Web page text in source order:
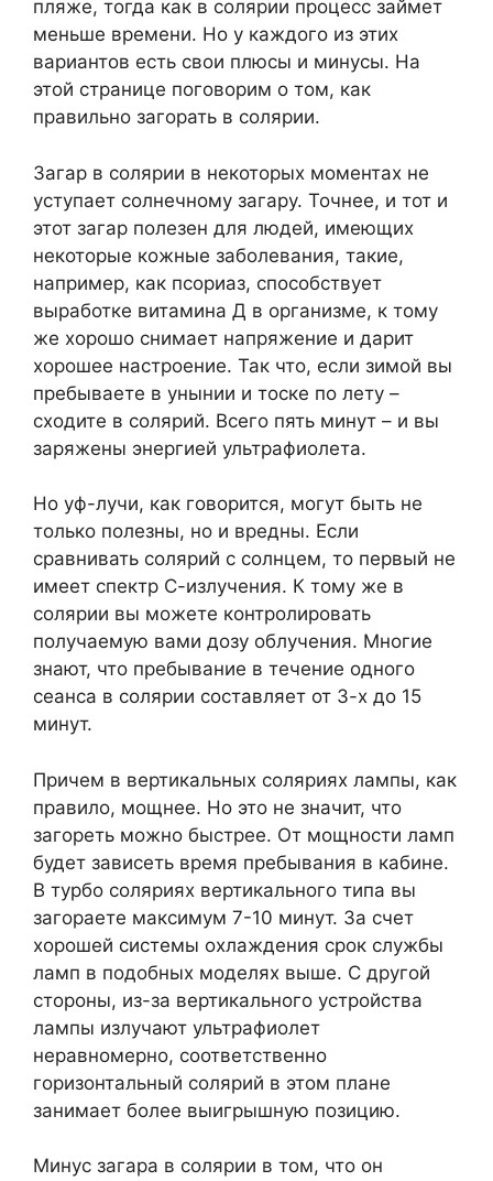
пляже, тогда как в солярии процесс займет
меньше времени. Но у каждого из этих
вариантов есть свои плюсы и минусы. На
этой странице поговорим о том, как
правильно загорать в солярии.
Загар в солярии в некоторых моментах не
уступает солнечному загару. Точнее, и тот и
этот загар полезен для людей, имеющих
некоторые кожные заболевания, такие,
например, как псориаз, способствует
выработке витамина Д в организме, к тому
же хорошо снимает напряжение и дарит
хорошее настроение. Так что, если зимой вы
пребываете в унынии и тоске по лету –
сходите в солярий. Всего пять минут – и вы
заряжены энергией ультрафиолета.
Но уф-лучи, как говорится, могут быть не
только полезны, но и вредны. Если
сравнивать солярий с солнцем, то первый не
имеет спектр С-излучения. К тому же в
солярии вы можете контролировать
получаемую вами дозу облучения. Многие
знают, что пребывание в течение одного
сеанса в солярии составляет от 3-х до 15
минут.
Причем в вертикальных соляриях лампы, как
правило, мощнее. Но это не значит, что
загореть можно быстрее. От мощности ламп
будет зависеть время пребывания в кабине.
В турбо соляриях вертикального типа вы
загораете максимум 7-10 минут. За счет
хорошей системы охлаждения срок службы
ламп в подобных моделях выше. С другой
стороны, из-за вертикального устройства
лампы излучают ультрафиолет
неравномерно, соответственно
горизонтальный солярий в этом плане
занимает более выигрышную позицию.
Минус загара в солярии в том, что он